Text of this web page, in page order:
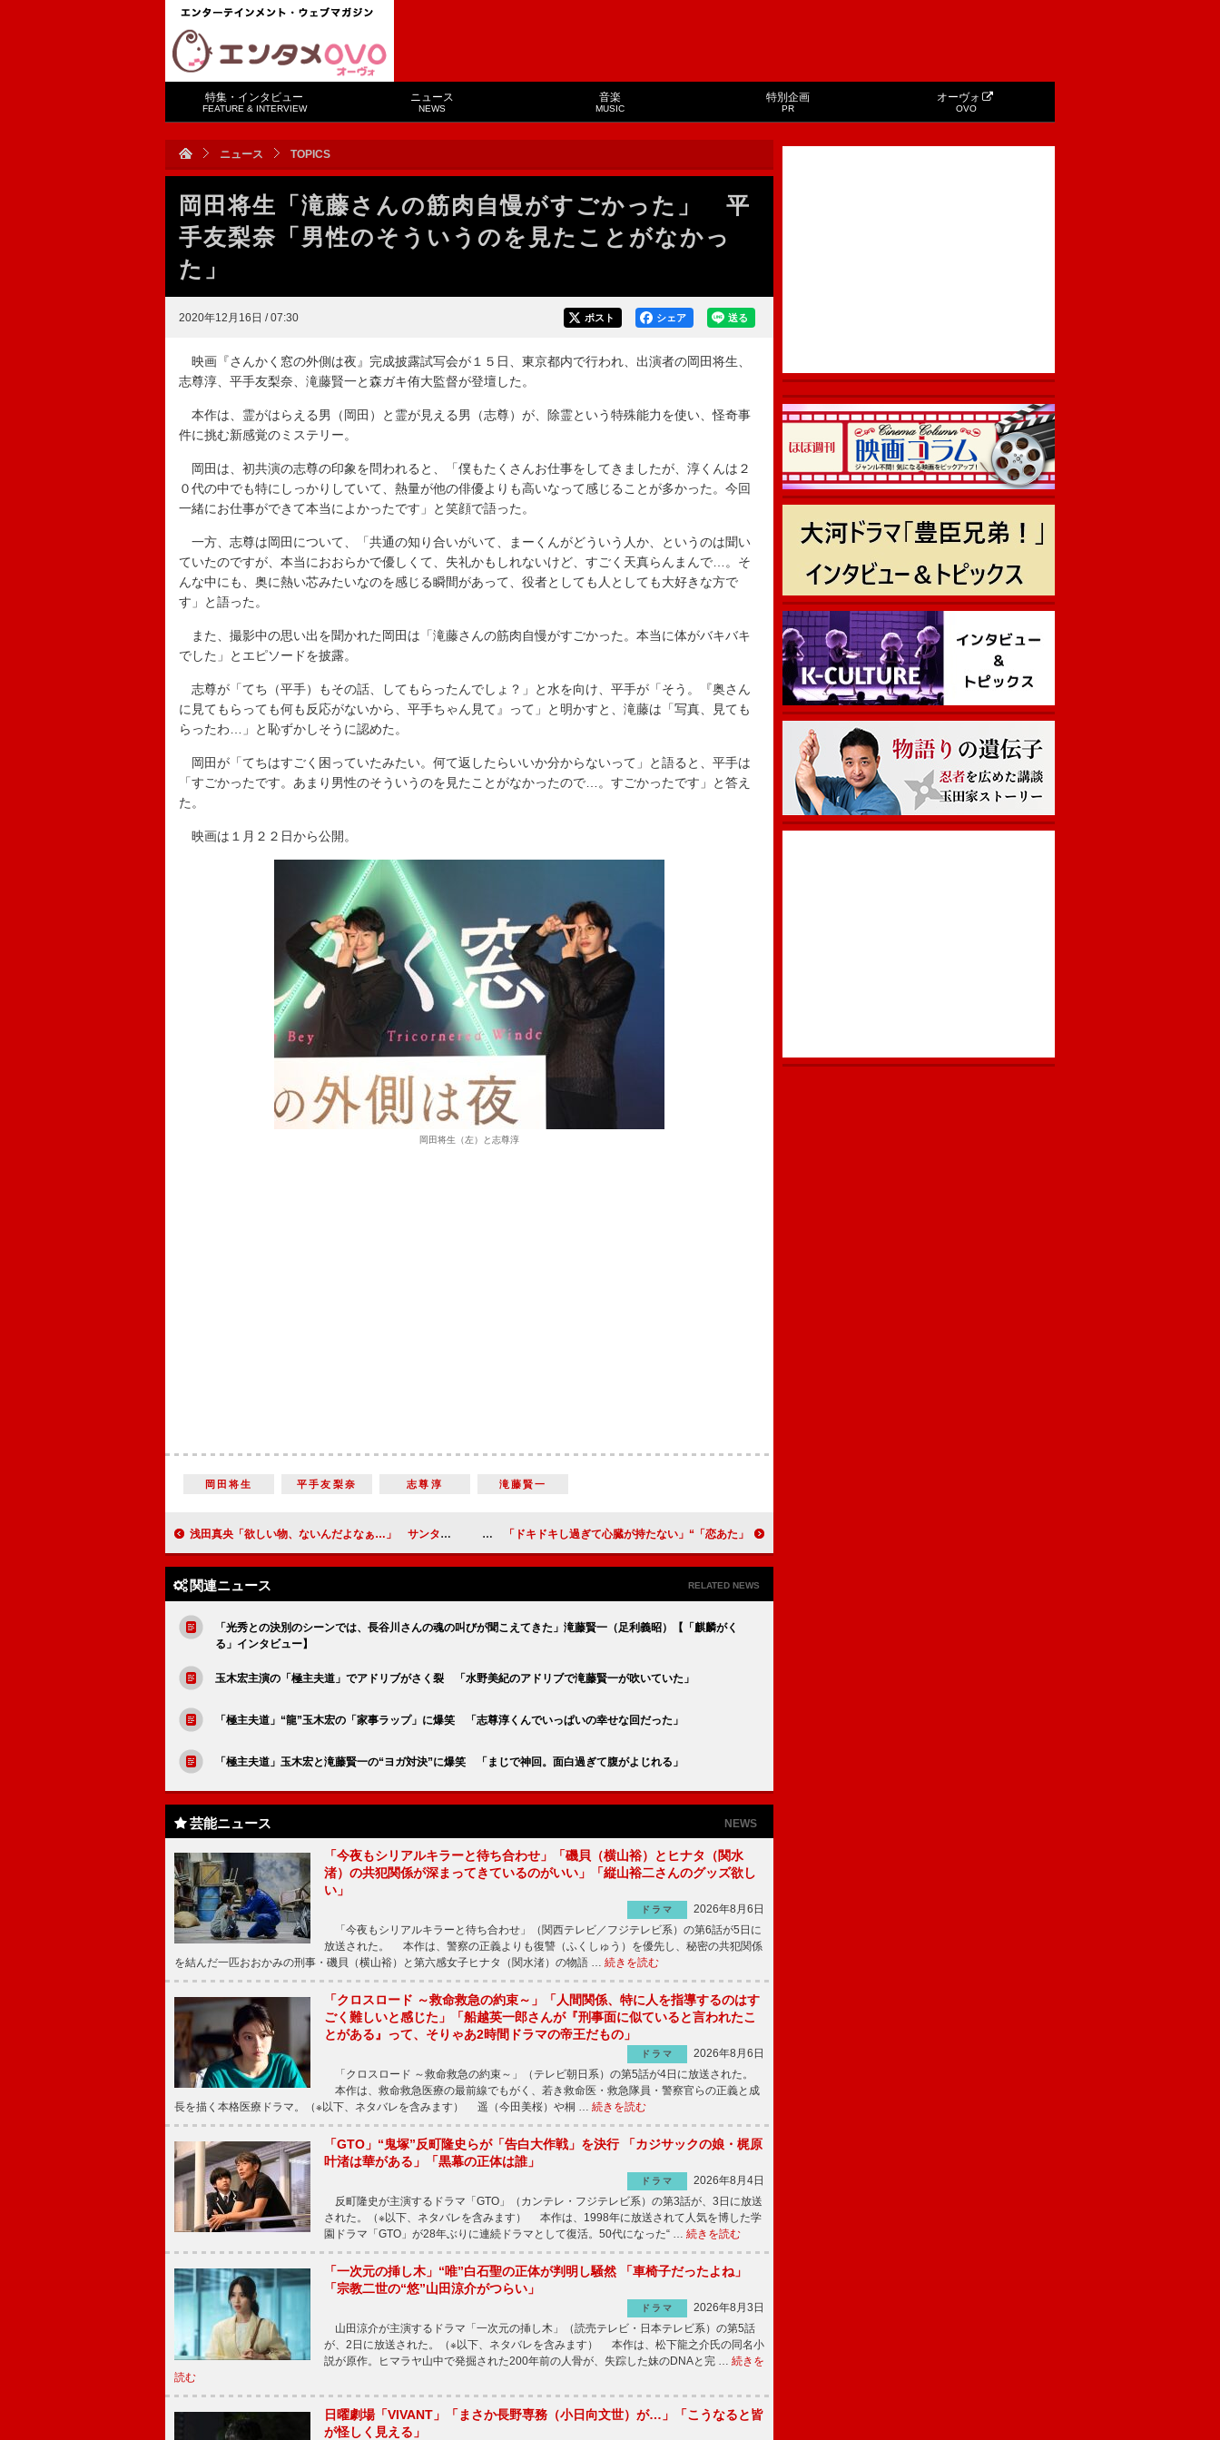
特集・インタビュー
FEATURE & INTERVIEW
ニュース
NEWS
音楽
MUSIC
特別企画
PR
オーヴォ
OVO
ニュース TOPICS
岡田将生「滝藤さんの筋肉自慢がすごかった」 平
手友梨奈「男性のそういうのを見たことがなかっ
た」
2020年12月16日 / 07:30 送る
シェア
ポスト
映画『さんかく窓の外側は夜』完成披露試写会が１５日、東京都内で行われ、出演者の岡田将生、
志尊淳、平手友梨奈、滝藤賢一と森ガキ侑大監督が登壇した。
本作は、霊がはらえる男（岡田）と霊が見える男（志尊）が、除霊という特殊能力を使い、怪奇事
件に挑む新感覚のミステリー。
岡田は、初共演の志尊の印象を問われると、「僕もたくさんお仕事をしてきましたが、淳くんは２
０代の中でも特にしっかりしていて、熱量が他の俳優よりも高いなって感じることが多かった。今回
一緒にお仕事ができて本当によかったです」と笑顔で語った。
一方、志尊は岡田について、「共通の知り合いがいて、まーくんがどういう人か、というのは聞い
ていたのですが、本当におおらかで優しくて、失礼かもしれないけど、すごく天真らんまんで…。そ
んな中にも、奥に熱い芯みたいなのを感じる瞬間があって、役者としても人としても大好きな方で
す」と語った。
また、撮影中の思い出を聞かれた岡田は「滝藤さんの筋肉自慢がすごかった。本当に体がバキバキ
でした」とエピソードを披露。
志尊が「てち（平手）もその話、してもらったんでしょ？」と水を向け、平手が「そう。『奥さん
に見てもらっても何も反応がないから、平手ちゃん見て』って」と明かすと、滝藤は「写真、見ても
らったわ…」と恥ずかしそうに認めた。
岡田が「てちはすごく困っていたみたい。何て返したらいいか分からないって」と語ると、平手は
「すごかったです。あまり男性のそういうのを見たことがなかったので…。すごかったです」と答え
た。
映画は１月２２日から公開。
岡田将生（左）と志尊淳
岡田将生 平手友梨奈 志尊淳 滝藤賢一
浅田真央「欲しい物、ないんだよなぁ…」 サンタにもらいたいプレゼントを聞かれ悩む 「恋あた」“浅羽”中村倫也の恋心がついに動き出す 「ドキドキし過ぎて心臓が持たない」
関連ニュース RELATED NEWS
「光秀との決別のシーンでは、長谷川さんの魂の叫びが聞こえてきた」滝藤賢一（足利義昭）【「麒麟がく
る」インタビュー】
玉木宏主演の「極主夫道」でアドリブがさく裂 「水野美紀のアドリブで滝藤賢一が吹いていた」
「極主夫道」“龍”玉木宏の「家事ラップ」に爆笑 「志尊淳くんでいっぱいの幸せな回だった」
「極主夫道」玉木宏と滝藤賢一の“ヨガ対決”に爆笑 「まじで神回。面白過ぎて腹がよじれる」
芸能ニュース NEWS
「今夜もシリアルキラーと待ち合わせ」「磯貝（横山裕）とヒナタ（関水
渚）の共犯関係が深まってきているのがいい」「縦山裕二さんのグッズ欲し
い」
ドラマ
2026年8月6日
「今夜もシリアルキラーと待ち合わせ」（関西テレビ／フジテレビ系）の第6話が5日に
放送された。 本作は、警察の正義よりも復讐（ふくしゅう）を優先し、秘密の共犯関係
を結んだ一匹おおかみの刑事・磯貝（横山裕）と第六感女子ヒナタ（関水渚）の物語 … 続きを読む
「クロスロード ～救命救急の約束～」「人間関係、特に人を指導するのはす
ごく難しいと感じた」「船越英一郎さんが『刑事面に似ていると言われたこ
とがある』って、そりゃあ2時間ドラマの帝王だもの」
ドラマ
2026年8月6日
「クロスロード ～救命救急の約束～」（テレビ朝日系）の第5話が4日に放送された。
本作は、救命救急医療の最前線でもがく、若き救命医・救急隊員・警察官らの正義と成
長を描く本格医療ドラマ。（※以下、ネタバレを含みます） 遥（今田美桜）や桐 … 続きを読む
「GTO」“鬼塚”反町隆史らが「告白大作戦」を決行 「カジサックの娘・梶原
叶渚は華がある」「黒幕の正体は誰」
ドラマ
2026年8月4日
反町隆史が主演するドラマ「GTO」（カンテレ・フジテレビ系）の第3話が、3日に放送
された。（※以下、ネタバレを含みます） 本作は、1998年に放送されて人気を博した学
園ドラマ「GTO」が28年ぶりに連続ドラマとして復活。50代になった“ … 続きを読む
「一次元の挿し木」“唯”白石聖の正体が判明し騒然 「車椅子だったよね」
「宗教二世の“悠”山田涼介がつらい」
ドラマ
2026年8月3日
山田涼介が主演するドラマ「一次元の挿し木」（読売テレビ・日本テレビ系）の第5話
が、2日に放送された。（※以下、ネタバレを含みます） 本作は、松下龍之介氏の同名小
説が原作。ヒマラヤ山中で発掘された200年前の人骨が、失踪した妹のDNAと完 … 続きを
読む
日曜劇場「VIVANT」「まさか長野専務（小日向文世）が…」「こうなると皆
が怪しく見える」